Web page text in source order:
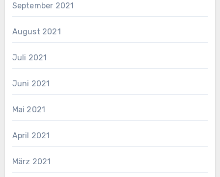
September 2021
August 2021
Juli 2021
Juni 2021
Mai 2021
April 2021
März 2021